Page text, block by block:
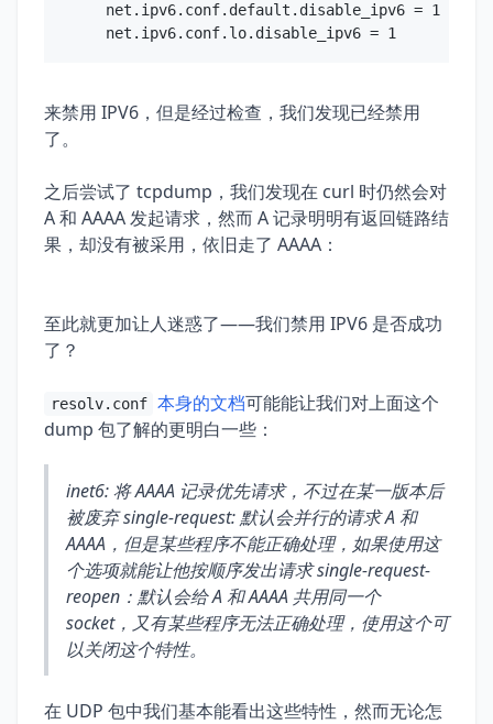
net.ipv6.conf.default.disable_ipv6 = 1
来禁用 IPV6，但是经过检查，我们发现已经禁用
了。
之后尝试了 tcpdump，我们发现在 curl 时仍然会对
A 和 AAAA 发起请求，然而 A 记录明明有返回链路结
果，却没有被采用，依旧走了 AAAA：
至此就更加让人迷惑了——我们禁用 IPV6 是否成功
了？
resolv.conf 本身的文档可能能让我们对上面这个
dump 包了解的更明白一些：
inet6: 将 AAAA 记录优先请求，不过在某一版本后
被废弃 single-request: 默认会并行的请求 A 和
AAAA，但是某些程序不能正确处理，如果使用这
个选项就能让他按顺序发出请求 single-request-
reopen：默认会给 A 和 AAAA 共用同一个
socket，又有某些程序无法正确处理，使用这个可
以关闭这个特性。
在 UDP 包中我们基本能看出这些特性，然而无论怎